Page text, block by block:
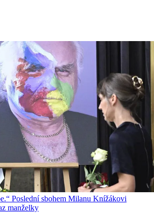
Poslední sbohem Milanu Knížákovi
manželky